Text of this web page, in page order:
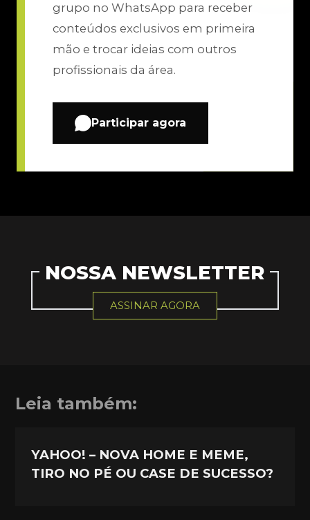
grupo no WhatsApp para receber
conteúdos exclusivos em primeira
mão e trocar ideias com outros
profissionais da área.
Participar agora
NOSSA NEWSLETTER
ASSINAR AGORA
Leia também:
YAHOO! – NOVA HOME E MEME,
TIRO NO PÉ OU CASE DE SUCESSO?